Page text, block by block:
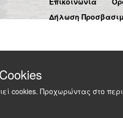
Δήλωση
cookies. Προχωρώντας στο